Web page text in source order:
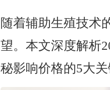
随着辅助生殖技术
望。本文深度解析
秘影响价格的5大